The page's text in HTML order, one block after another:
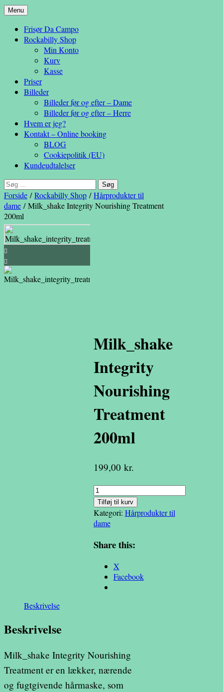
Da Campo
– en anderledes frisøroplevelse
Menu Hop
indhold
Frisør Da Campo
Rockabilly Shop
Min Konto
Kurv
Kasse
Priser
Billeder
Billeder før og efter – Dame
Billeder før og efter – Herre
Hvem er jeg?
Kontakt – Online booking
BLOG
Cookiepolitik (EU)
Kundeudtalelser
Søg
efter:
Forside /Rockabilly Shop /Hårprodukter til
dame / Milk_shake Integrity Nourishing Treatment
200ml
Milk_shake
Integrity
Nourishing
Treatment
200ml
199,00 kr.
Milk_shake
Integrity
Nourishing
Treatment
antal
Tilføj til kurv
Kategori: Hårprodukter til
dame
Share this:
X
Facebook
Beskrivelse
Beskrivelse
Milk_shake Integrity Nourishing
Treatment er en lækker, nærende
og fugtgivende hårmaske, som